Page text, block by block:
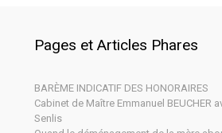
Pages et Articles Phares
BARÈME INDICATIF DES HONORAIRES
Cabinet de Maître Emmanuel BEUCHER
Senlis